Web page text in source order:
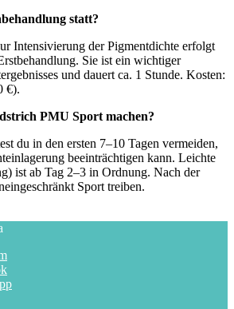
statt?
Intensivierung der Pigmentdichte erfolgt
Sie ist ein wichtiger
und dauert ca. 1 Stunde. Kosten:
€).
PMU Sport machen?
du in den ersten 7–10 Tagen vermeiden,
beeinträchtigen kann. Leichte
ist ab Tag 2–3 in Ordnung. Nach der
Sport treiben.